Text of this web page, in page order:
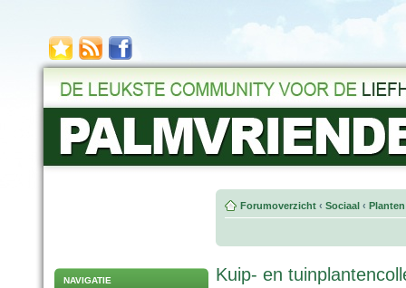
NAVIGATIE
Forumoverzicht ‹ Sociaal ‹
Kuip- en